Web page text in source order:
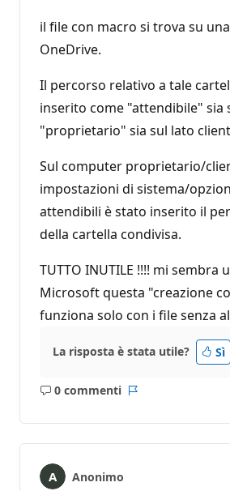
il file con macro si trova su
OneDrive.
Il percorso relativo a tale
inserito come "attendibile" sia
"proprietario" sia sul lato
Sul computer proprietario/
impostazioni di sistema/
attendibili è stato inserito il
della cartella condivisa.
TUTTO INUTILE !!!! mi sembra
Microsoft questa "creazione
funziona solo con i file senza
La risposta è stata utile? Sì
0 commenti
Nessun
Anonimo